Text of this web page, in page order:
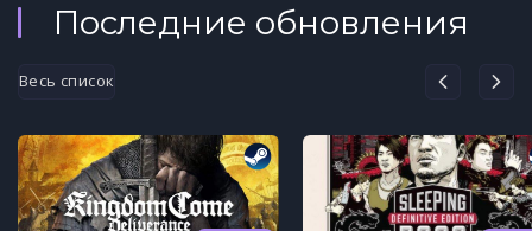
Последние обновления
Весь список